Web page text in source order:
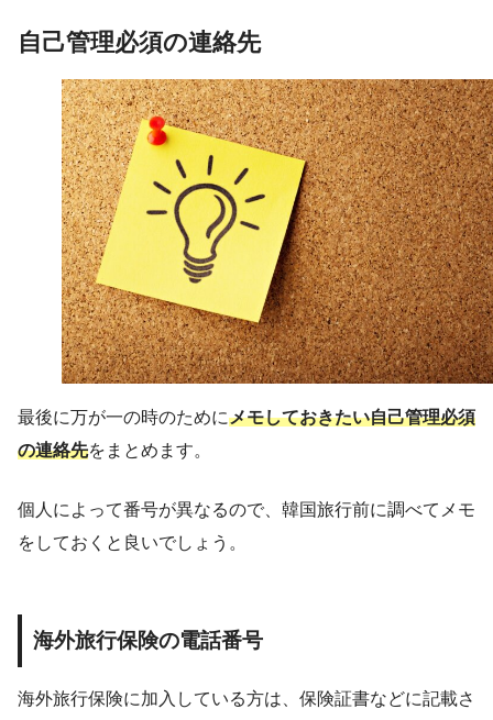
自己管理必須の連絡先
最後に万が一の時のためにメモしておきたい自己管理必須
の連絡先をまとめます。
個人によって番号が異なるので、韓国旅行前に調べてメモ
をしておくと良いでしょう。
海外旅行保険の電話番号
海外旅行保険に加入している方は、保険証書などに記載さ